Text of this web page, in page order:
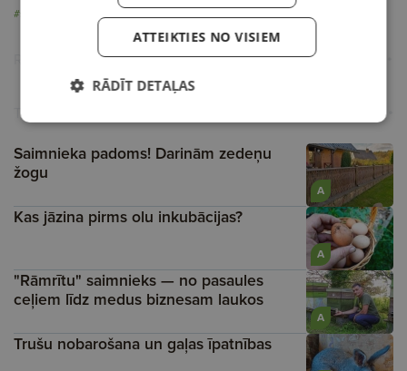
#sarežģītālatvija #sif_maf2026
Turpini lasīt
A
Saimnieka padoms! Darinām zedeņu
žogu
A
Kas jāzina pirms olu inkubācijas?
A
"Rāmrītu" saimnieks — no pasaules
ceļiem līdz medus biznesam laukos
Trušu nobarošana un gaļas īpatnības
ATTEIKTIES NO VISIEM
RĀDĪT DETAĻAS